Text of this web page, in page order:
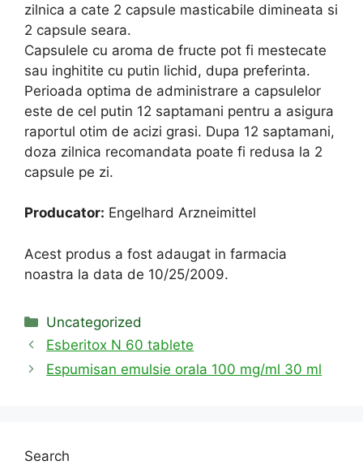
zilnica a cate 2 capsule masticabile dimineata si
2 capsule seara.
Capsulele cu aroma de fructe pot fi mestecate
sau inghitite cu putin lichid, dupa preferinta.
Perioada optima de administrare a capsulelor
este de cel putin 12 saptamani pentru a asigura
raportul otim de acizi grasi. Dupa 12 saptamani,
doza zilnica recomandata poate fi redusa la 2
capsule pe zi.
Producator: Engelhard Arzneimittel
Acest produs a fost adaugat in farmacia
noastra la data de 10/25/2009.
Categories
Uncategorized
Esberitox N 60 tablete
Espumisan emulsie orala 100 mg/ml 30 ml
Search